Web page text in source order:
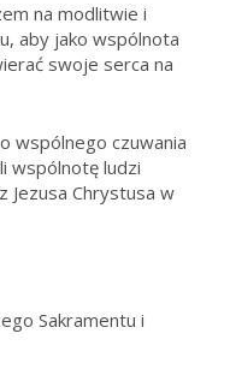
na modlitwie i
aby jako wspólnota
swoje serca na
wspólnego czuwania
wspólnotę ludzi
Jezusa Chrystusa w
Sakramentu i